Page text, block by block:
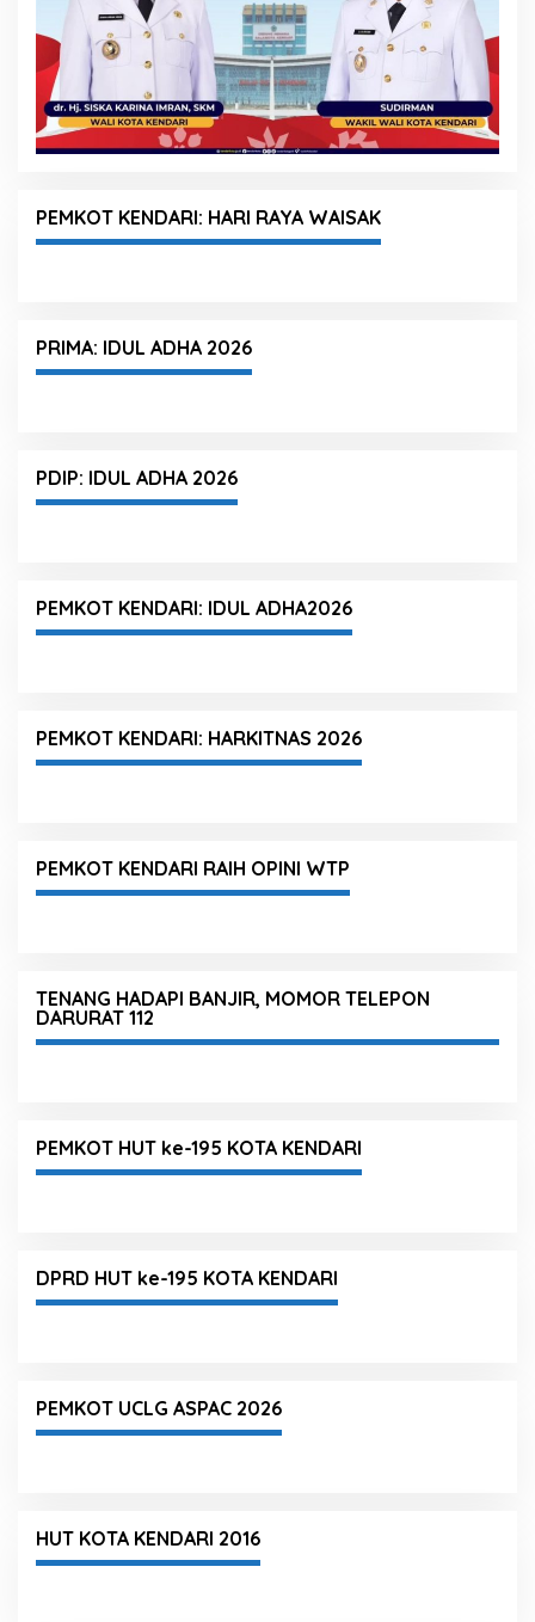
PEMKOT KENDARI: HARI RAYA WAISAK
PRIMA: IDUL ADHA 2026
PDIP: IDUL ADHA 2026
PEMKOT KENDARI: IDUL ADHA2026
PEMKOT KENDARI: HARKITNAS 2026
PEMKOT KENDARI RAIH OPINI WTP
TENANG HADAPI BANJIR, MOMOR TELEPON
DARURAT 112
PEMKOT HUT ke-195 KOTA KENDARI
DPRD HUT ke-195 KOTA KENDARI
PEMKOT UCLG ASPAC 2026
HUT KOTA KENDARI 2016